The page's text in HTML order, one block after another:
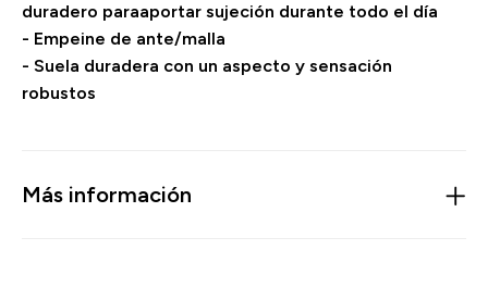
duradero paraaportar sujeción durante todo el día
- Empeine de ante/malla
- Suela duradera con un aspecto y sensación
robustos
Más información